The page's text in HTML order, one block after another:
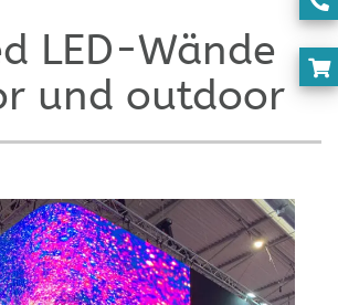
LED-Wände
und outdoor